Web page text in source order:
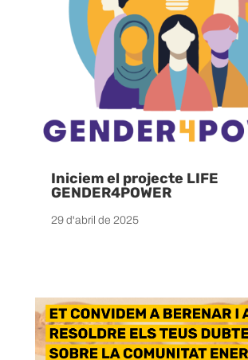
Iniciem el projecte LIFE
GENDER4POWER
29 d'abril de 2025